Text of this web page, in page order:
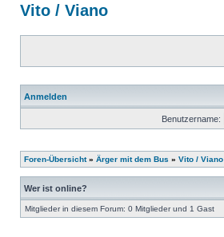
Vito / Viano
Anmelden
Benutzername:
Foren-Übersicht» Ärger mit dem Bus » Vito / Viano
Wer ist online?
Mitglieder in diesem Forum: 0 Mitglieder und 1 Gast